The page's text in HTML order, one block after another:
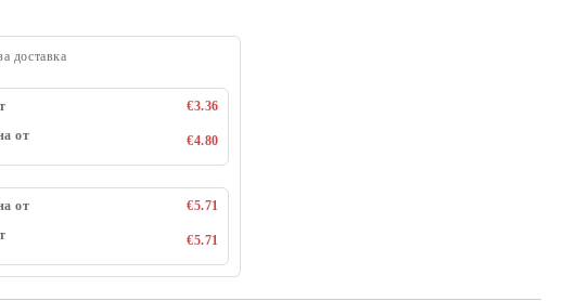
доставка
€3.36
от
€4.80
от
€5.71
€5.71